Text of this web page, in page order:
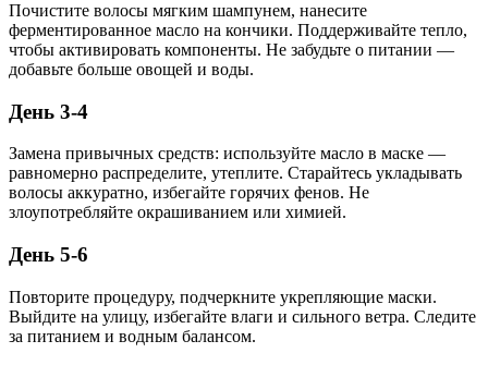
Почистите волосы мягким шампунем, нанесите
ферментированное масло на кончики. Поддерживайте тепло,
чтобы активировать компоненты. Не забудьте о питании —
добавьте больше овощей и воды.
День 3-4
Замена привычных средств: используйте масло в маске —
равномерно распределите, утеплите. Старайтесь укладывать
волосы аккуратно, избегайте горячих фенов. Не
злоупотребляйте окрашиванием или химией.
День 5-6
Повторите процедуру, подчеркните укрепляющие маски.
Выйдите на улицу, избегайте влаги и сильного ветра. Следите
за питанием и водным балансом.